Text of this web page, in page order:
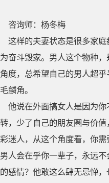
咨询师：杨冬梅
这样的夫妻状态是很多家
为奋斗毁家。男人这个物种
角度，总希望自己的男人超
毛麟角。
他说在外面搞女人是因为
转，少了自己的朋友圈与价
彩迷人，从这个角度看，你
男人会在乎你一辈子，永远
的感情？他敢这么肆无忌